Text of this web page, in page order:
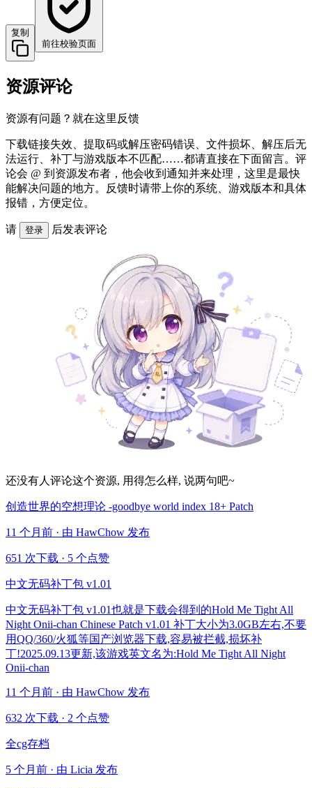
复制
前往校验页面
资源评论
资源有问题？就在这里反馈
下载链接失效、提取码或解压密码错误、文件损坏、解压后无
法运行、补丁与游戏版本不匹配……都请直接在下面留言。评
论会 @ 到资源发布者，他会收到通知并来处理，这里是最快
能解决问题的地方。反馈时请带上你的系统、游戏版本和具体
报错，方便定位。
请 登录 后发表评论
还没有人评论这个资源, 用得怎么样, 说两句吧~
创造世界的空想理论 -goodbye world index 18+ Patch
11 个月前 · 由 HawChow 发布
651 次下载 · 5 个点赞
中文无码补丁包 v1.01
中文无码补丁包 v1.01也就是下载会得到的Hold Me Tight All
Night Onii-chan Chinese Patch v1.01 补丁大小为3.0GB左右,不要
用QQ/360/火狐等国产浏览器下载,容易被拦截,损坏补
丁!2025.09.13更新,该游戏英文名为:Hold Me Tight All Night
Onii-chan
11 个月前 · 由 HawChow 发布
632 次下载 · 2 个点赞
全cg存档
5 个月前 · 由 Licia 发布